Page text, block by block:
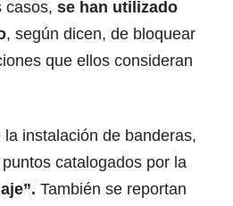
casos, se han utilizado
, según dicen, de bloquear
que ellos consideran
instalación de banderas,
catalogados por la
También se reportan